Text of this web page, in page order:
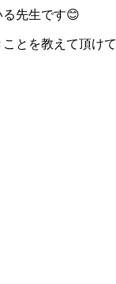
先生です😊
とを教えて頂け